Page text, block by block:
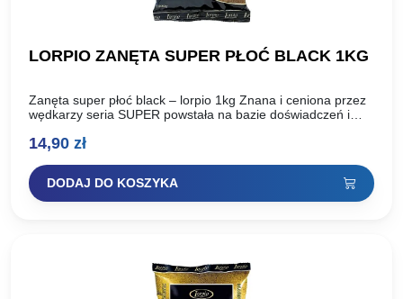
LORPIO ZANĘTA SUPER PŁOĆ BLACK 1KG
Zanęta super płoć black – lorpio 1kg Znana i ceniona przez
wędkarzy seria SUPER powstała na bazie doświadczeń i
14,90 zł
DODAJ DO KOSZYKA